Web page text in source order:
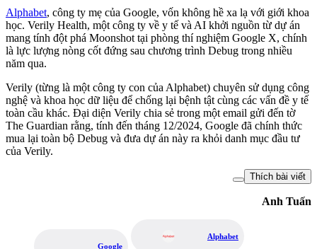
Alphabet, công ty mẹ của Google, vốn không hề xa lạ với giới khoa
học. Verily Health, một công ty về y tế và AI khởi nguồn từ dự án
mang tính đột phá Moonshot tại phòng thí nghiệm Google X, chính
là lực lượng nòng cốt đứng sau chương trình Debug trong nhiều
năm qua.
Verily (từng là một công ty con của Alphabet) chuyên sử dụng công
nghệ và khoa học dữ liệu để chống lại bệnh tật cùng các vấn đề y tế
toàn cầu khác. Đại diện Verily chia sẻ trong một email gửi đến tờ
The Guardian rằng, tính đến tháng 12/2024, Google đã chính thức
mua lại toàn bộ Debug và đưa dự án này ra khỏi danh mục đầu tư
của Verily.
Thích bài viết
Anh Tuấn
Google
Alphabet